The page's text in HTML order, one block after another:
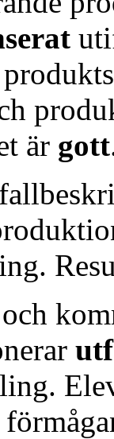
är gott